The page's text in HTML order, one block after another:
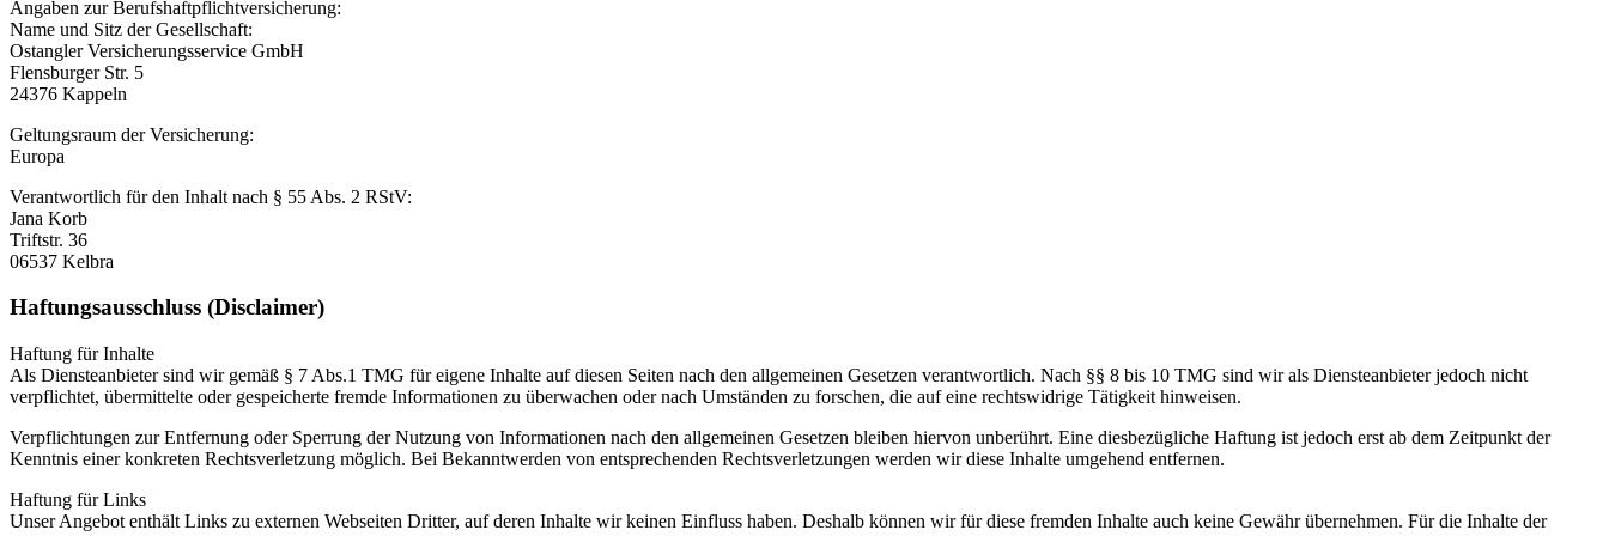
Angaben zur Berufshaftpflichtversicherung:
Name und Sitz der Gesellschaft:
Ostangler Versicherungsservice GmbH
Flensburger Str. 5
24376 Kappeln
Geltungsraum der Versicherung:
Europa
Verantwortlich für den Inhalt nach § 55 Abs. 2 RStV:
Jana Korb
Triftstr. 36
06537 Kelbra
Haftungsausschluss (Disclaimer)
Haftung für Inhalte
Als Diensteanbieter sind wir gemäß § 7 Abs.1 TMG für eigene Inhalte auf diesen Seiten nach den allgemeinen Gesetzen verantwortlich. Nach §§ 8 bis 10 TMG sind wir als Diensteanbieter jedoch nicht
verpflichtet, übermittelte oder gespeicherte fremde Informationen zu überwachen oder nach Umständen zu forschen, die auf eine rechtswidrige Tätigkeit hinweisen.
Verpflichtungen zur Entfernung oder Sperrung der Nutzung von Informationen nach den allgemeinen Gesetzen bleiben hiervon unberührt. Eine diesbezügliche Haftung ist jedoch erst ab dem Zeitpunkt der
Kenntnis einer konkreten Rechtsverletzung möglich. Bei Bekanntwerden von entsprechenden Rechtsverletzungen werden wir diese Inhalte umgehend entfernen.
Haftung für Links
Unser Angebot enthält Links zu externen Webseiten Dritter, auf deren Inhalte wir keinen Einfluss haben. Deshalb können wir für diese fremden Inhalte auch keine Gewähr übernehmen. Für die Inhalte der